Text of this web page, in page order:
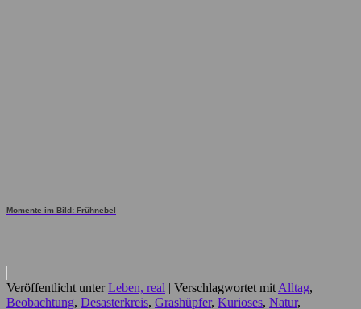
Momente im Bild: Frühnebel
Veröffentlicht unter Leben, real | Verschlagwortet mit Alltag,
Beobachtung, Desasterkreis, Grashüpfer, Kurioses, Natur,